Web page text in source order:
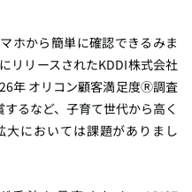
ホから簡単に確認できるみま
リリースされたKDDI株式会社
年 オリコン顧客満足度Ⓡ調査
るなど、子育て世代から高く
においては課題がありまし